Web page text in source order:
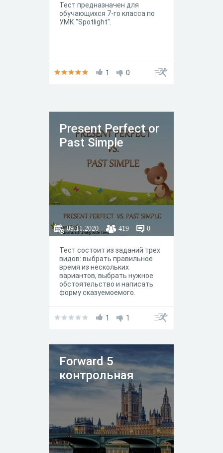
Тест предназначен для
обучающихся 7-го класса по
УМК "Spotlight".
1 0
Present Perfect or
Past Simple
09.11.2020 419 0
Тест состоит из заданий трех
видов: выбрать правильное
время из нескольких
вариантов, выбрать нужное
обстоятельство и написать
форму сказуемоемого.
1 1
Forward 5
контрольная